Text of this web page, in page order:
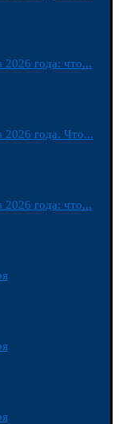
года: что...
года. Что...
года: что...